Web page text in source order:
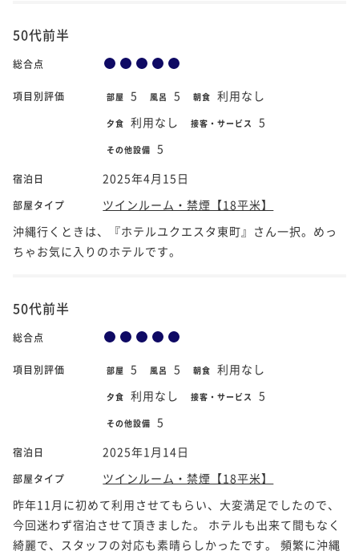
50代前半
総合点
項目別評価 部屋 5 風呂 5 朝食 利用なし
夕食 利用なし 接客・サービス 5
その他設備 5
宿泊日 2025年4月15日
部屋タイプ
ツインルーム・禁煙【18平米】
沖縄行くときは、『ホテルユクエスタ東町』さん一択。めっ
ちゃお気に入りのホテルです。
50代前半
総合点
項目別評価 部屋 5 風呂 5 朝食 利用なし
夕食 利用なし 接客・サービス 5
その他設備 5
宿泊日 2025年1月14日
部屋タイプ
ツインルーム・禁煙【18平米】
昨年11月に初めて利用させてもらい、大変満足でしたので、
今回迷わず宿泊させて頂きました。 ホテルも出来て間もなく
綺麗で、スタッフの対応も素晴らしかったです。 頻繁に沖縄